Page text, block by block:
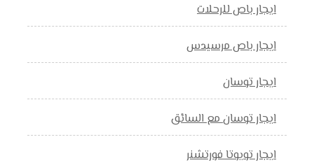
ايجار باص للرحلات
ايجار باص مرسيدس
ايجار توسان
ايجار توسان مع السائق
ايجار تويوتا فورتشنر